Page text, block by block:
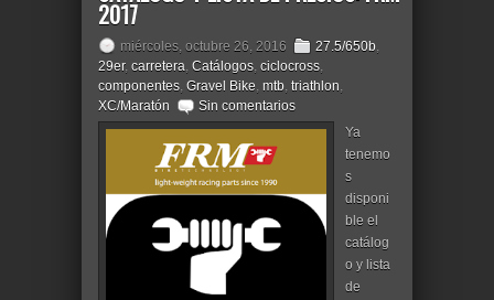
2017
miércoles, octubre 26, 2016 27.5/650b,
29er, carretera, Catálogos, ciclocross,
componentes, Gravel Bike, mtb, triathlon,
XC/Maratón
Sin comentarios
Ya
tenemo
s
disponi
ble el
catálog
o y lista
de